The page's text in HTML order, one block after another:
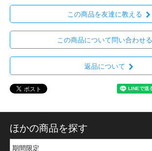
この商品を友達に教える
この商品について問い合わせる
返品について
ほかの商品を探す